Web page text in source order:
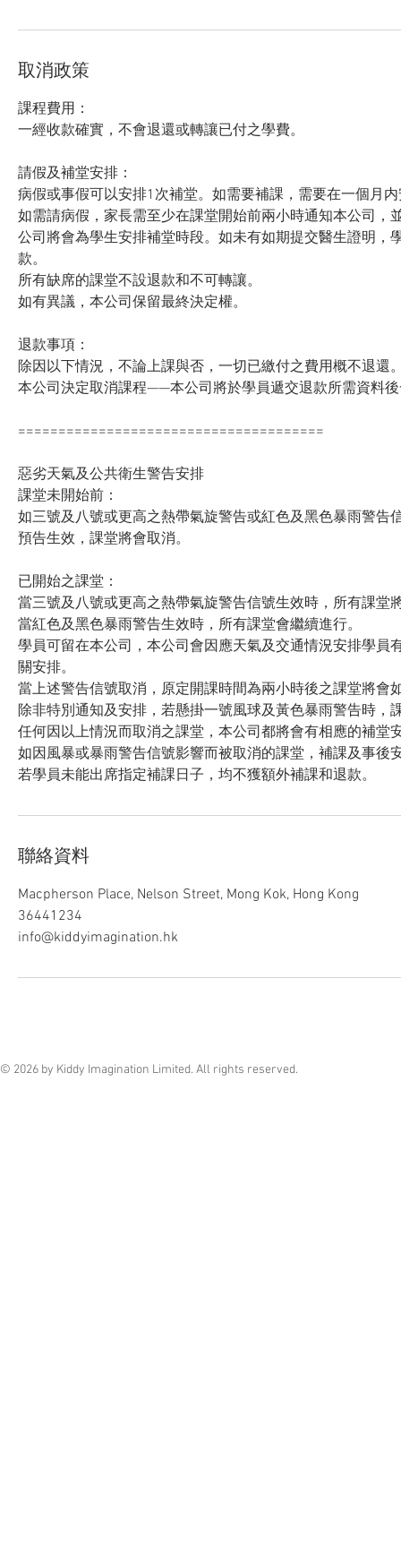
取消政策
課程費用：
一經收款確實，不會退還或轉讓已付之學費。
請假及補堂安排：
病假或事假可以安排1次補堂。如需要補課，需要在一個月
如需請病假，家長需至少在課堂開始前兩小時通知本公司，
公司將會為學生安排補堂時段。如未有如期提交醫生證明，
款。
所有缺席的課堂不設退款和不可轉讓。
如有異議，本公司保留最終決定權。
退款事項：
除因以下情況，不論上課與否，一切已繳付之費用概不退還
本公司決定取消課程——本公司將於學員遞交退款所需資料
======================================
惡劣天氣及公共衛生警告安排
課堂未開始前：
如三號及八號或更高之熱帶氣旋警告或紅色及黑色暴雨警告
預告生效，課堂將會取消。
已開始之課堂：
當三號及八號或更高之熱帶氣旋警告信號生效時，所有課堂
當紅色及黑色暴雨警告生效時，所有課堂會繼續進行。
學員可留在本公司，本公司會因應天氣及交通情況安排學員
關安排。
當上述警告信號取消，原定開課時間為兩小時後之課堂將會
除非特別通知及安排，若懸掛一號風球及黃色暴雨警告時，
任何因以上情況而取消之課堂，本公司都將會有相應的補堂
如因風暴或暴雨警告信號影響而被取消的課堂，補課及事後
若學員未能出席指定補課日子，均不獲額外補課和退款。
聯絡資料
Macpherson Place, Nelson Street, Mong Kok, Hong Kong
36441234
info@kiddyimagination.hk
© 2026 by Kiddy Imagination Limited. All rights reserved.